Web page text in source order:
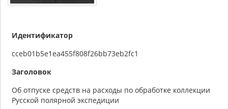
Идентификатор
cceb01b5e1ea455f808f26bb73eb2fc1
Заголовок
Об отпуске средств на расходы по обработке коллекции
Русской полярной экспедиции